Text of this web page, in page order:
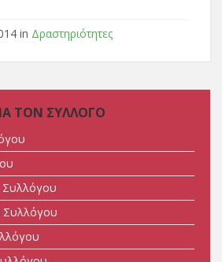
in Δραστηριότητες
ΤΟΝ ΣΥΛΛΟΓΟ
Συλλόγου
Συλλόγου